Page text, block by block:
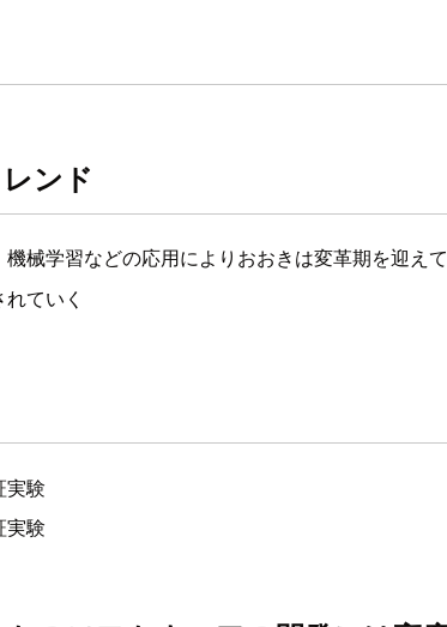
ンド
械学習などの応用によりおおきは変革期を迎え
ていく
実験
実験